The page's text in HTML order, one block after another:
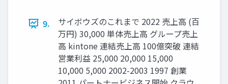
9.
サイボウズのこれまで 2022 売上高 (百
万円) 30,000 単体売上高 グループ売上
高 kintone 連結売上高 100億突破 連結
営業利益 25,000 20,000 15,000
10,000 5,000 2002-2003 1997 創業